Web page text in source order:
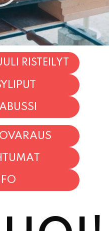
RISTEILYT
KÄYNNISTYY